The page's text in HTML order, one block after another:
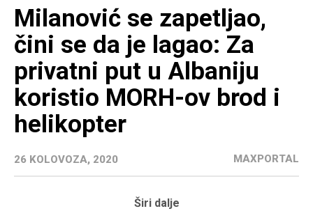
Milanović se zapetljao,
čini se da je lagao: Za
privatni put u Albaniju
koristio MORH-ov brod i
helikopter
26 KOLOVOZA, 2020 MAXPORTAL
Širi dalje